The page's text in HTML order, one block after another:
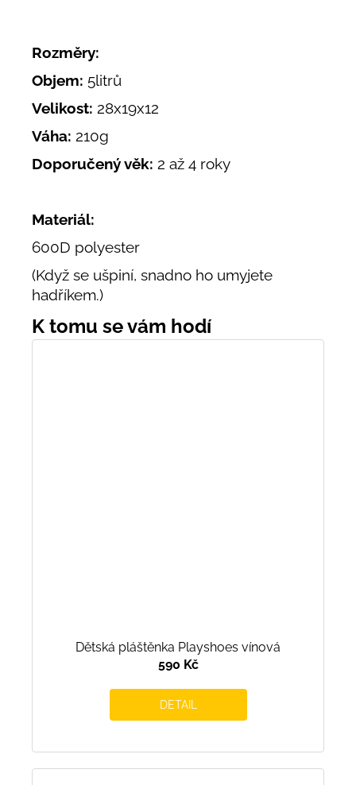
Rozměry:
Objem: 5litrů
Velikost: 28x19x12
Váha: 210g
Doporučený věk: 2 až 4 roky
Materiál:
600D polyester
(Když se ušpiní, snadno ho umyjete
hadříkem.)
Dětská pláštěnka Playshoes vínová
590 Kč
DETAIL